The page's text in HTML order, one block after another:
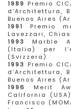
1989 Premio
d’Architettura,
Buenos Aires
1991 Premio
Lavezzari,
1993 Marble
(Italia) per
(Svizzera)
1993 Premio
d’Architettura,
Buenos Aires
1996 Merit
California
Francisco